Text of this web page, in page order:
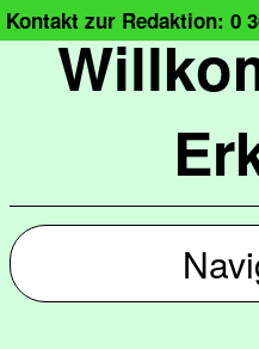
Kontakt zur Redaktion: 0